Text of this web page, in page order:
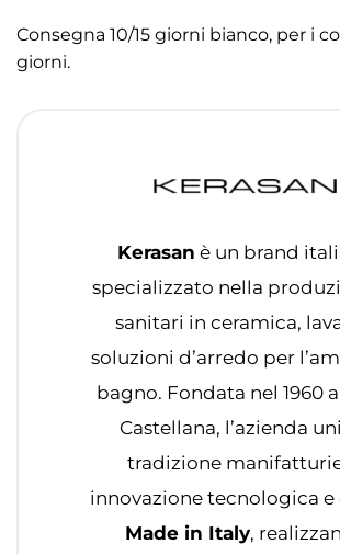
Consegna 10/15 giorni bianco, per i
giorni.
Kerasan è un brand
specializzato nella
sanitari in ceramica,
soluzioni d’arredo per
bagno. Fondata nel 1960
Castellana, l’azienda
tradizione
innovazione tecnologica e
Made in Italy,